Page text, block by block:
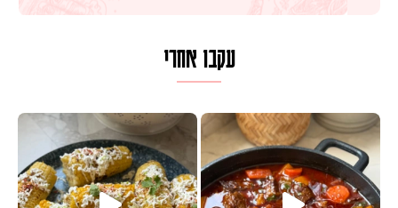
עקבו אחרי
על מחבת עם גבינה בולגרית מעודנת מ